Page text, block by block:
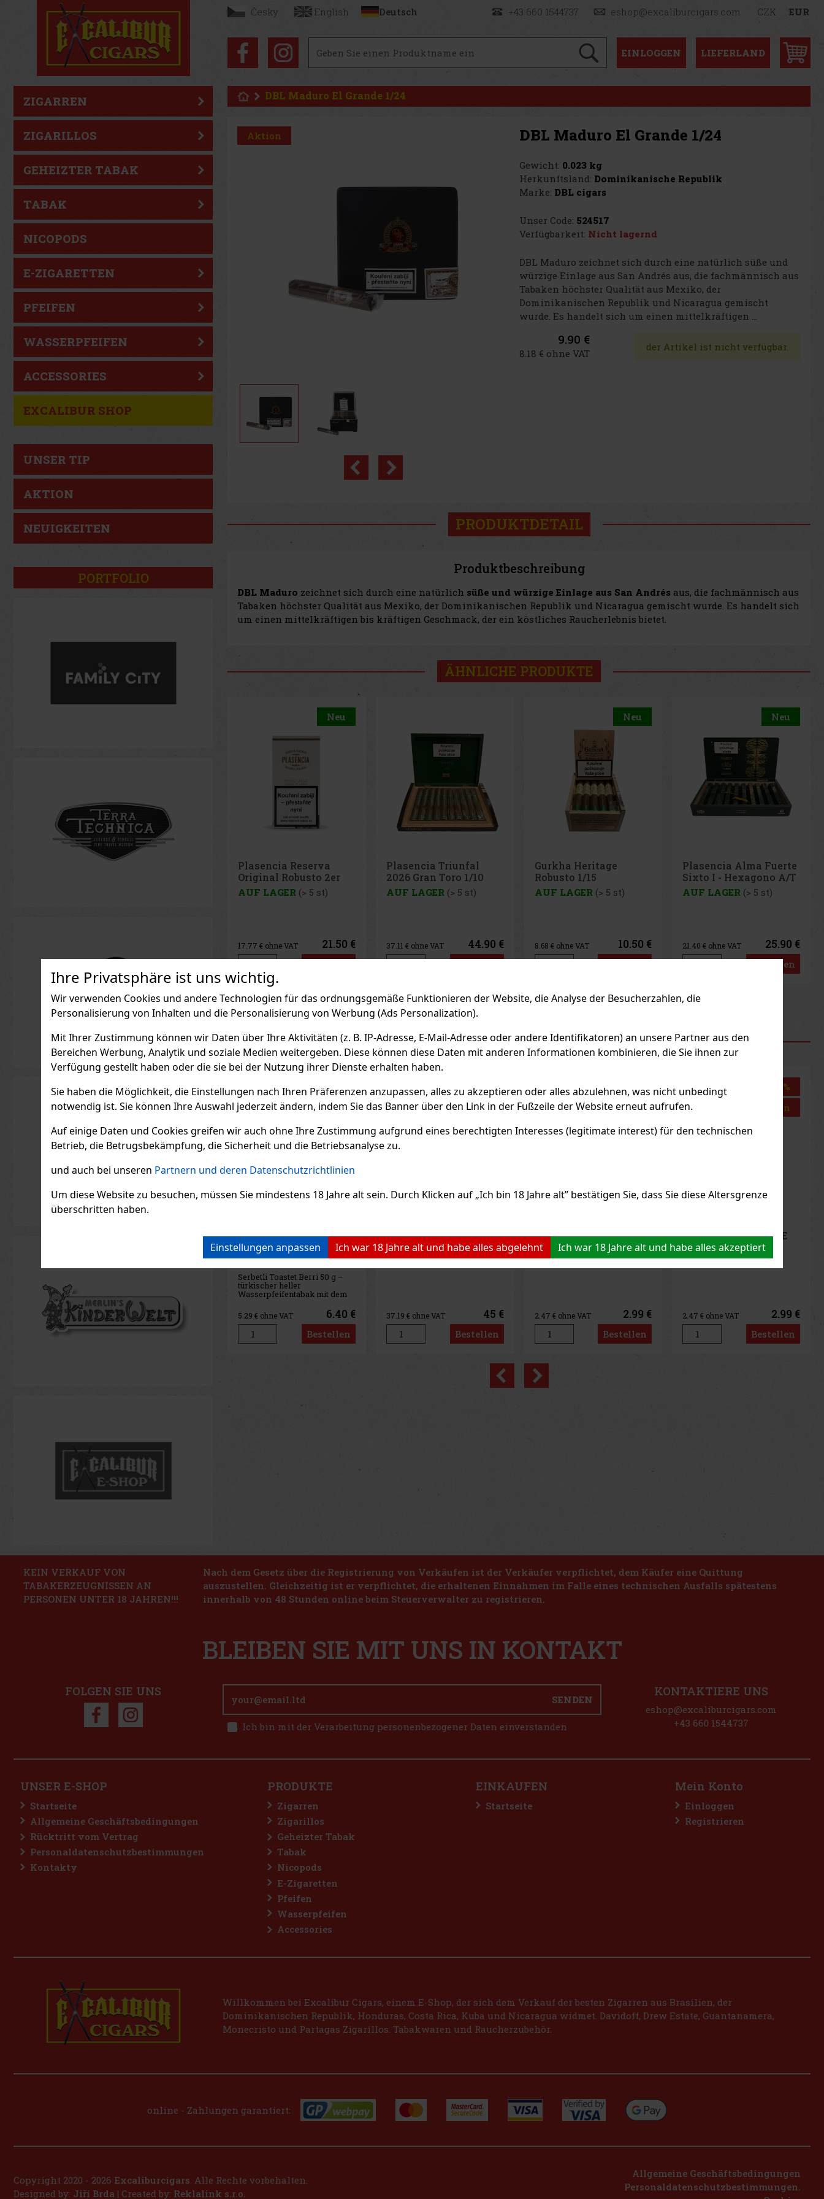
Ihre Privatsphäre ist uns wichtig.
Wir verwenden Cookies und andere Technologien für das ordnungsgemäße Funktionieren der Website, die Analyse der Besucherzahlen, die
Personalisierung von Inhalten und die Personalisierung von Werbung (Ads Personalization).
Mit Ihrer Zustimmung können wir Daten über Ihre Aktivitäten (z. B. IP-Adresse, E-Mail-Adresse oder andere Identifikatoren) an unsere Partner aus den
Bereichen Werbung, Analytik und soziale Medien weitergeben. Diese können diese Daten mit anderen Informationen kombinieren, die Sie ihnen zur
Verfügung gestellt haben oder die sie bei der Nutzung ihrer Dienste erhalten haben.
Sie haben die Möglichkeit, die Einstellungen nach Ihren Präferenzen anzupassen, alles zu akzeptieren oder alles abzulehnen, was nicht unbedingt
notwendig ist. Sie können Ihre Auswahl jederzeit ändern, indem Sie das Banner über den Link in der Fußzeile der Website erneut aufrufen.
Auf einige Daten und Cookies greifen wir auch ohne Ihre Zustimmung aufgrund eines berechtigten Interesses (legitimate interest) für den technischen
Betrieb, die Betrugsbekämpfung, die Sicherheit und die Betriebsanalyse zu.
und auch bei unseren Partnern und deren Datenschutzrichtlinien
Um diese Website zu besuchen, müssen Sie mindestens 18 Jahre alt sein. Durch Klicken auf „Ich bin 18 Jahre alt” bestätigen Sie, dass Sie diese Altersgrenze
überschritten haben.
Einstellungen anpassen Ich war 18 Jahre alt und habe alles abgelehnt Ich war 18 Jahre alt und habe alles akzeptiert
Česky English Deutsch +43 660 1544737 eshop@excaliburcigars.com CZK EUR
EINLOGGEN LIEFERLAND
ZIGARREN
ZIGARILLOS
GEHEIZTER TABAK
TABAK
NICOPODS
E-ZIGARETTEN
PFEIFEN
WASSERPFEIFEN
ACCESSORIES
EXCALIBUR SHOP
UNSER TIP
AKTION
NEUIGKEITEN
PORTFOLIO
DBL Maduro El Grande 1/24
DBL Maduro El Grande 1/24
Gewicht: 0.023 kg
Herkunftsland: Dominikanische Republik
Marke: DBL cigars
Unser Code: 524517
Verfügbarkeit: Nicht lagernd
DBL Maduro zeichnet sich durch eine natürlich süße und
würzige Einlage aus San Andrés aus, die fachmännisch aus
Tabaken höchster Qualität aus Mexiko, der
Dominikanischen Republik und Nicaragua gemischt
wurde. Es handelt sich um einen mittelkräftigen ...
9.90 €
8.18 € ohne VAT
der Artikel ist nicht verfügbar.
Aktion
PRODUKTDETAIL
Produktbeschreibung
DBL Maduro zeichnet sich durch eine natürlich süße und würzige Einlage aus San Andrés aus, die fachmännisch aus
Tabaken höchster Qualität aus Mexiko, der Dominikanischen Republik und Nicaragua gemischt wurde. Es handelt sich
um einen mittelkräftigen bis kräftigen Geschmack, der ein köstliches Raucherlebnis bietet.
ÄHNLICHE PRODUKTE
Plasencia Triunfal
2026 Gran Toro 1/10
AUF LAGER (> 5 st)
37.11 € ohne VAT 44.90 €
Gurkha Heritage
Robusto 1/15
AUF LAGER (> 5 st)
8.68 € ohne VAT 10.50 €
Neu
Plasencia Alma Fuerte
Sixto I - Hexagono A/T
1/10
AUF LAGER (> 5 st)
21.40 € ohne VAT 25.90 €
PreviousNext
EMPFOHLENE PRODUKTE
Rabatt: 21%
Aktion
Wasserpfeifentabak mit dem
Geschmack einer würzigen
Mischung aus Himbeeren und
Brombeeren.
5.29 € ohne VAT
Rabatt: 24%
Aktion
Joya de Nicaragua
Cinco de Cinco
Sampler 4er
AUF LAGER(2 st)
37.19 € ohne VAT 45 €
Bestellen
Rabatt: 50%
Aktion
E-Zigarette LIO BASE
PRO - Onyx
AUF LAGER(5 st)
2.47 € ohne VAT 2.99 €
Bestellen
Rabatt: 50%
Aktion
E-Zigarette LIO BASE
PRO - Gold
AUF LAGER(2 st)
2.47€ ohne VAT 2.99 €
Bestellen
Previous
KEIN VERKAUF VON
TABAKERZEUGNISSEN AN
PERSONEN UNTER 18 JAHREN!!!
Nach dem Gesetz über die Registrierung von Verkäufen ist der Verkäufer verpflichtet, dem Käufer eine Quittung
auszustellen. Gleichzeitig ist er verpflichtet, die erhaltenen Einnahmen im Falle eines technischen Ausfalls spätestens
innerhalb von 48 Stunden online beim Steuerverwalter zu registrieren.
BLEIBEN SIE MIT UNS IN KONTAKT
FOLGEN SIE UNS
SENDEN
Ich bin mit der Verarbeitung personenbezogener Daten einverstanden
KONTAKTIERE UNS
eshop@excaliburcigars.com
+43 660 1544737
UNSER E-SHOP
Startseite
Allgemeine Geschäftsbedingungen
Rücktritt vom Vertrag
Personaldatenschutzbestimmungen
Kontakty
PRODUKTE
Zigarren
Zigarillos
Geheizter Tabak
Tabak
Nicopods
E-Zigaretten
Pfeifen
Wasserpfeifen
Accessories
EINKAUFEN
Startseite
Mein Konto
Einloggen
Registrieren
Willkommen bei Excalibur Cigars, einem E-Shop, der sich dem Verkauf der besten Zigarren aus Brasilien, der
Dominikanischen Republik, Honduras, Costa Rica, Kuba und Nicaragua widmet. Davidoff, Drew Estate, Guantanamera,
Monecristo und Partagas Zigarillos. Tabakwaren und Raucherzubehör.
online - Zahlungen garantiert:
Copyright 2020 - 2026 Excaliburcigars . Alle Rechte vorbehalten.
Designed by: Jiří Brda | Created by: Reklalink s.r.o.
Allgemeine Geschäftsbedingungen
Personaldatenschutzbestimmungen.